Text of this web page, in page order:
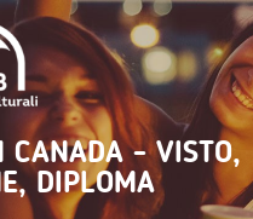
CANADA - VISTO,
DIPLOMA